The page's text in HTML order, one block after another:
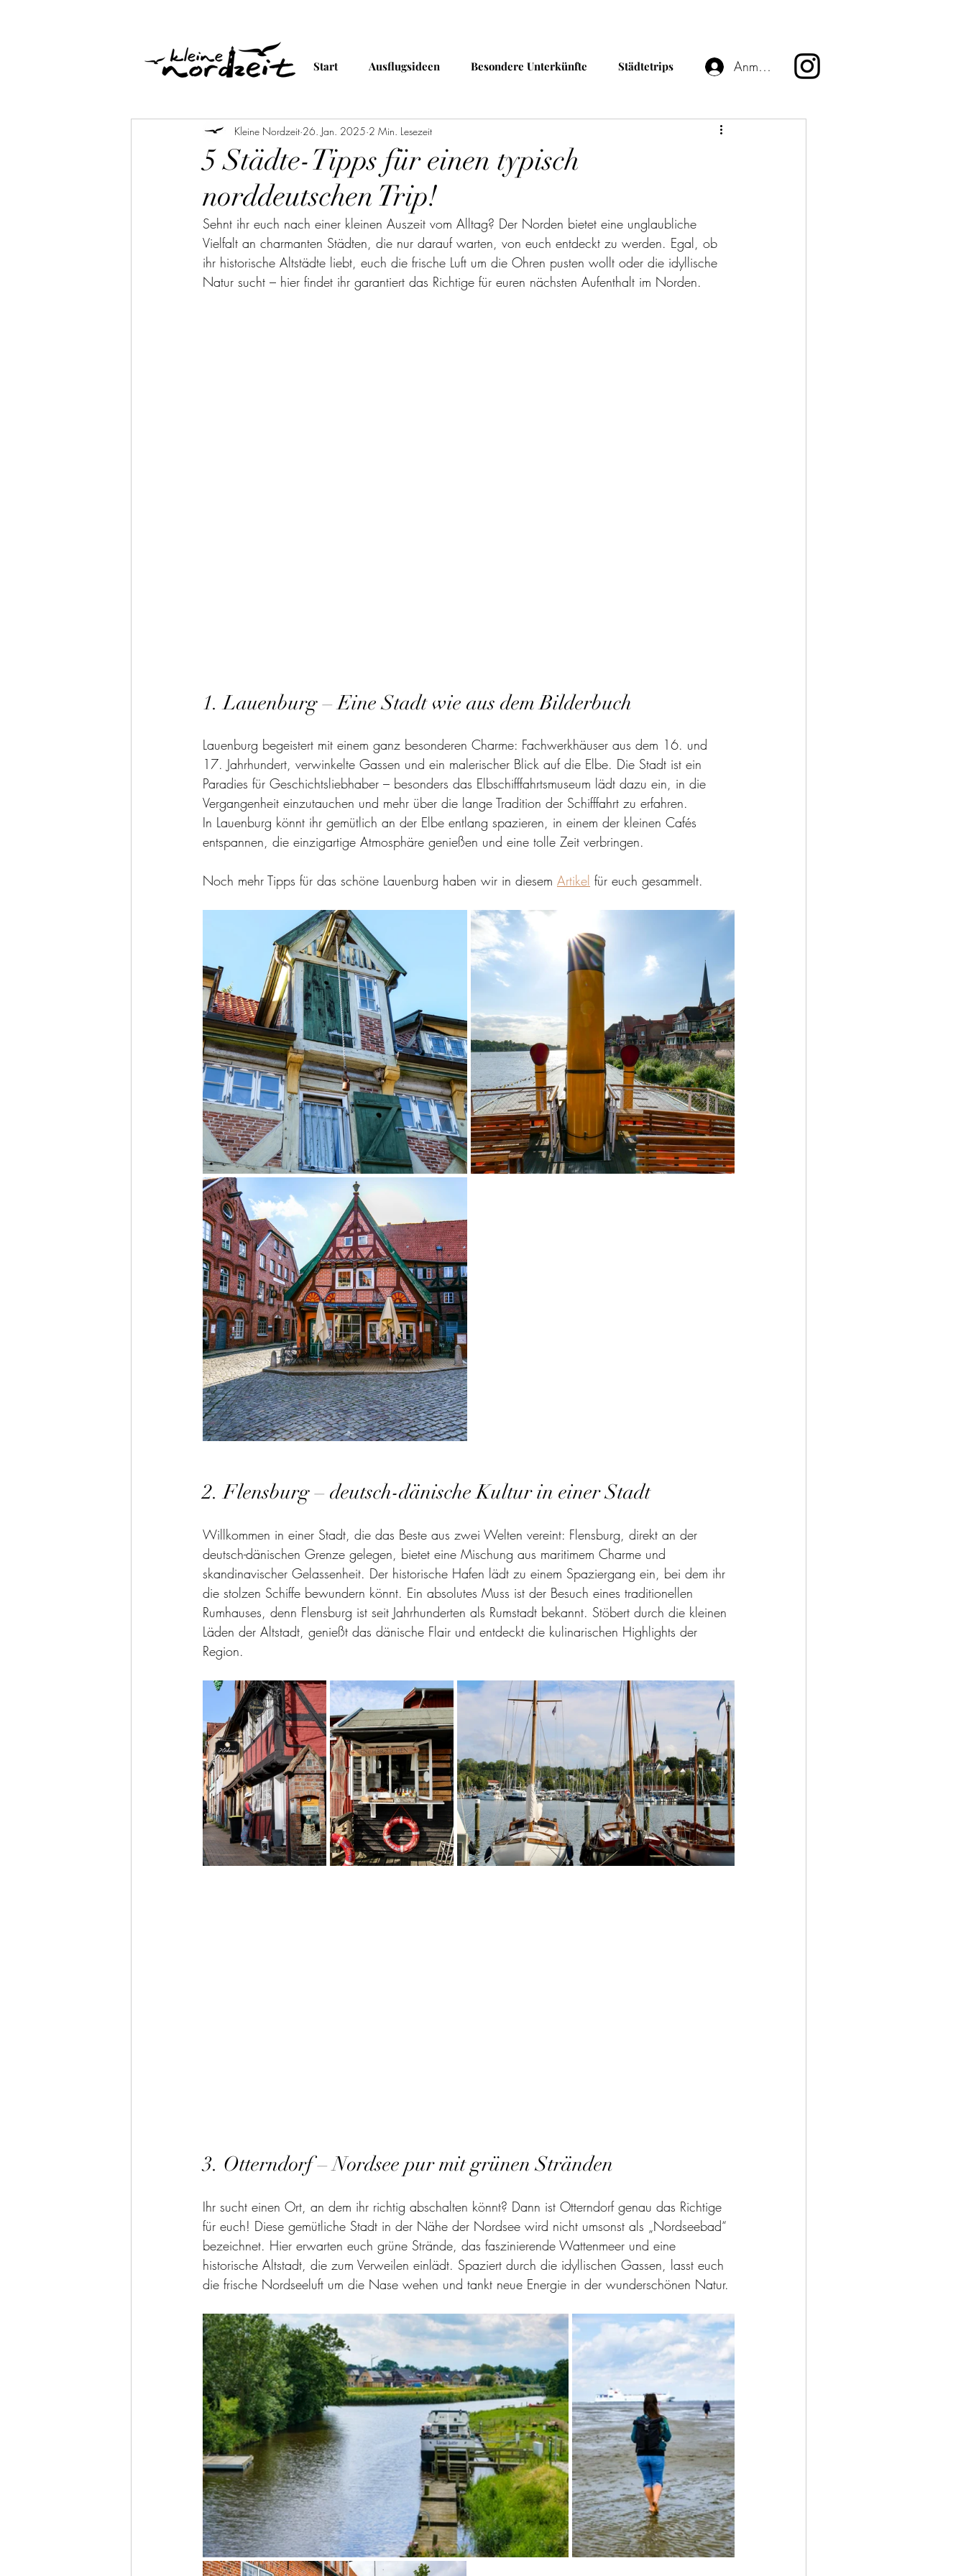
Start Ausflugsideen Besondere Unterkünfte Städtetrips Anmelden
5 Städte-Tipps für einen typisch
norddeutschen Trip!
Kleine Nordzeit 26. Jan. 2025 2 Min. Lesezeit
Sehnt ihr euch nach einer kleinen Auszeit vom Alltag? Der Norden bietet eine unglaubliche
Vielfalt an charmanten Städten, die nur darauf warten, von euch entdeckt zu werden. Egal, ob
ihr historische Altstädte liebt, euch die frische Luft um die Ohren pusten wollt oder die idyllische
Natur sucht – hier findet ihr garantiert das Richtige für euren nächsten Aufenthalt im Norden.
1. Lauenburg – Eine Stadt wie aus dem Bilderbuch
Lauenburg begeistert mit einem ganz besonderen Charme: Fachwerkhäuser aus dem 16. und
17. Jahrhundert, verwinkelte Gassen und ein malerischer Blick auf die Elbe. Die Stadt ist ein
Paradies für Geschichtsliebhaber – besonders das Elbschifffahrtsmuseum lädt dazu ein, in die
Vergangenheit einzutauchen und mehr über die lange Tradition der Schifffahrt zu erfahren.
In Lauenburg könnt ihr gemütlich an der Elbe entlang spazieren, in einem der kleinen Cafés
entspannen, die einzigartige Atmosphäre genießen und eine tolle Zeit verbringen.
Noch mehr Tipps für das schöne Lauenburg haben wir in diesem Artikel für euch gesammelt.
2. Flensburg – deutsch-dänische Kultur in einer Stadt
Willkommen in einer Stadt, die das Beste aus zwei Welten vereint: Flensburg, direkt an der
deutsch-dänischen Grenze gelegen, bietet eine Mischung aus maritimem Charme und
skandinavischer Gelassenheit. Der historische Hafen lädt zu einem Spaziergang ein, bei dem ihr
die stolzen Schiffe bewundern könnt. Ein absolutes Muss ist der Besuch eines traditionellen
Rumhauses, denn Flensburg ist seit Jahrhunderten als Rumstadt bekannt. Stöbert durch die kleinen
Läden der Altstadt, genießt das dänische Flair und entdeckt die kulinarischen Highlights der
Region.
3. Otterndorf – Nordsee pur mit grünen Stränden
Ihr sucht einen Ort, an dem ihr richtig abschalten könnt? Dann ist Otterndorf genau das Richtige
für euch! Diese gemütliche Stadt in der Nähe der Nordsee wird nicht umsonst als „Nordseebad“
bezeichnet. Hier erwarten euch grüne Strände, das faszinierende Wattenmeer und eine
historische Altstadt, die zum Verweilen einlädt. Spaziert durch die idyllischen Gassen, lasst euch
die frische Nordseeluft um die Nase wehen und tankt neue Energie in der wunderschönen Natur.